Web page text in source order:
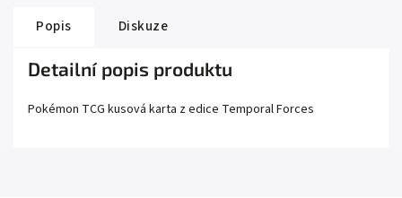
Popis Diskuze
Detailní popis produktu
Pokémon TCG kusová karta z edice Temporal Forces